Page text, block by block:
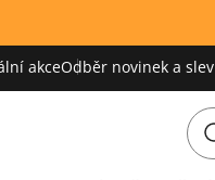
akceOdběr novinek a slev